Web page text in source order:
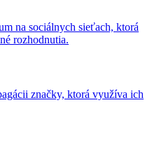
na sociálnych sieťach, ktorá
rozhodnutia.
značky, ktorá využíva ich